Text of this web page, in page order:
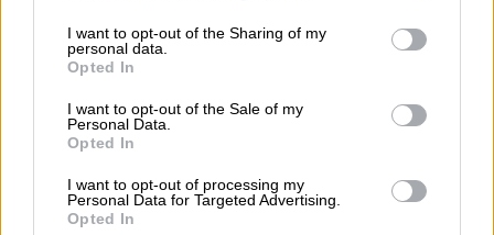
not limited to your visit or usage behaviour. You may click to
grant or deny consent to Google and its third-party tags to
use your data for below specified purposes in below Google
consent section.
I want to opt-out of the Sharing of my
personal data.
Opted In
I want to opt-out of the Sale of my
Personal Data.
Opted In
I want to opt-out of processing my
Personal Data for Targeted Advertising.
Opted In